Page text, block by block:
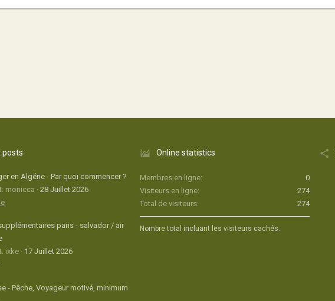
posts
en Algérie - Par quoi commencer ?
monicca
28 Juillet 2026
paris - salvador / air
ixke
17 Juillet 2026
- Pêche, Voyageur motivé, minimum
Online statistics
Membres en ligne
0
Visiteurs en ligne
274
Total de visiteurs
274
Nombre total incluant les visiteurs cachés.